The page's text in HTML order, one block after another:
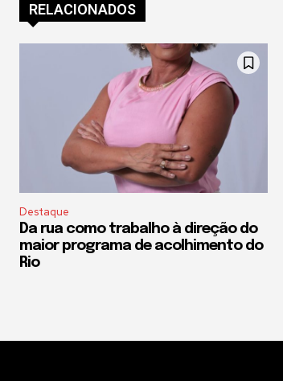
RELACIONADOS
Destaque
Da rua como trabalho à direção do
maior programa de acolhimento do
Rio